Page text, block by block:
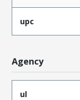
upc
Agency
ul